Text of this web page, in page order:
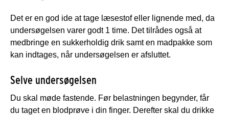
Det er en god ide at tage læsestof eller lignende med, da
undersøgelsen varer godt 1 time. Det tilrådes også at
medbringe en sukkerholdig drik samt en madpakke som
kan indtages, når undersøgelsen er afsluttet.
Selve undersøgelsen
Du skal møde fastende. Før belastningen begynder, får
du taget en blodprøve i din finger. Derefter skal du drikke